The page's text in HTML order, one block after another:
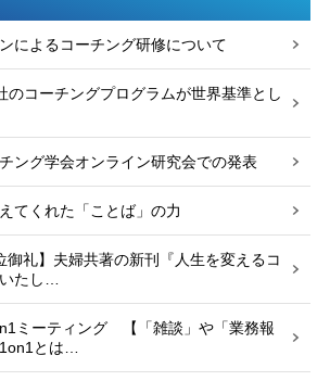
によるコーチング研修について
のコーチングプログラムが世界基準とし
ング学会オンライン研究会での発表
てくれた「ことば」の力
御礼】夫婦共著の新刊『人生を変えるコ
たし…
ミーティング 【「雑談」や「業務報
とは…